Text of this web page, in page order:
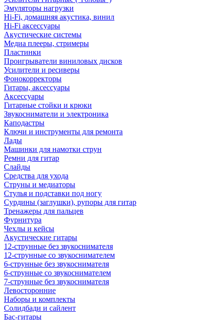
Эмуляторы нагрузки
Hi-Fi, домашняя акустика, винил
Hi-Fi аксессуары
Акустические системы
Медиа плееры, стримеры
Пластинки
Проигрыватели виниловых дисков
Усилители и ресиверы
Фонокорректоры
Гитары, аксессуары
Аксессуары
Гитарные стойки и крюки
Звукосниматели и электроника
Каподастры
Ключи и инструменты для ремонта
Лады
Машинки для намотки струн
Ремни для гитар
Слайды
Средства для ухода
Струны и медиаторы
Стулья и подставки под ногу
Сурдины (заглушки), рупоры для гитар
Тренажеры для пальцев
Фурнитура
Чехлы и кейсы
Акустические гитары
12-струнные без звукоснимателя
12-струнные со звукоснимателем
6-струнные без звукоснимателя
6-струнные со звукоснимателем
7-струнные без звукоснимателя
Левосторонние
Наборы и комплекты
Солидбади и сайлент
Бас-гитары